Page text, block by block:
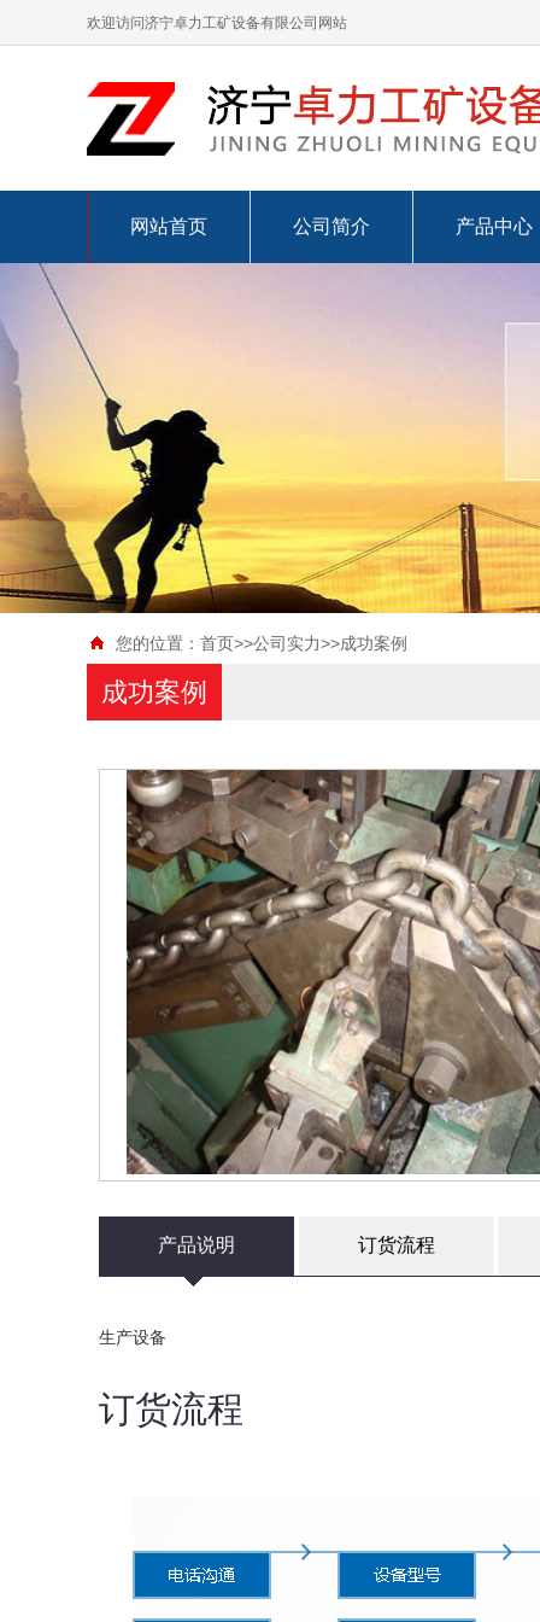
欢迎访问济宁卓力工矿设备有限公司网站
网站首页 公司简介 产品中心
您的位置： 首页>>公司实力>>成功案例
成功案例
产品说明 订货流程
生产设备
订货流程